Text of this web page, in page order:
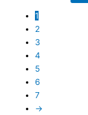
1
2
3
4
5
6
7
→